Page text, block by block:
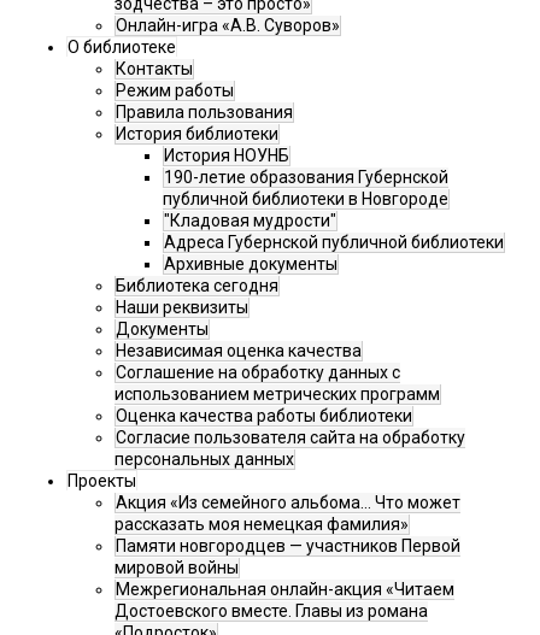
зодчества – это просто»
Онлайн-игра «А.В. Суворов»
О библиотеке
Контакты
Режим работы
Правила пользования
История библиотеки
История НОУНБ
190-летие образования Губернской
публичной библиотеки в Новгороде
"Кладовая мудрости"
Адреса Губернской публичной библиотеки
Архивные документы
Библиотека сегодня
Наши реквизиты
Документы
Независимая оценка качества
Соглашение на обработку данных с
использованием метрических программ
Оценка качества работы библиотеки
Согласие пользователя сайта на обработку
персональных данных
Проекты
Акция «Из семейного альбома... Что может
рассказать моя немецкая фамилия»
Памяти новгородцев — участников Первой
мировой войны
Межрегиональная онлайн-акция «Читаем
Достоевского вместе. Главы из романа